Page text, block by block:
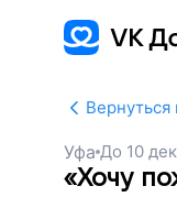
Вернуться
Уфа До 10
«Хочу